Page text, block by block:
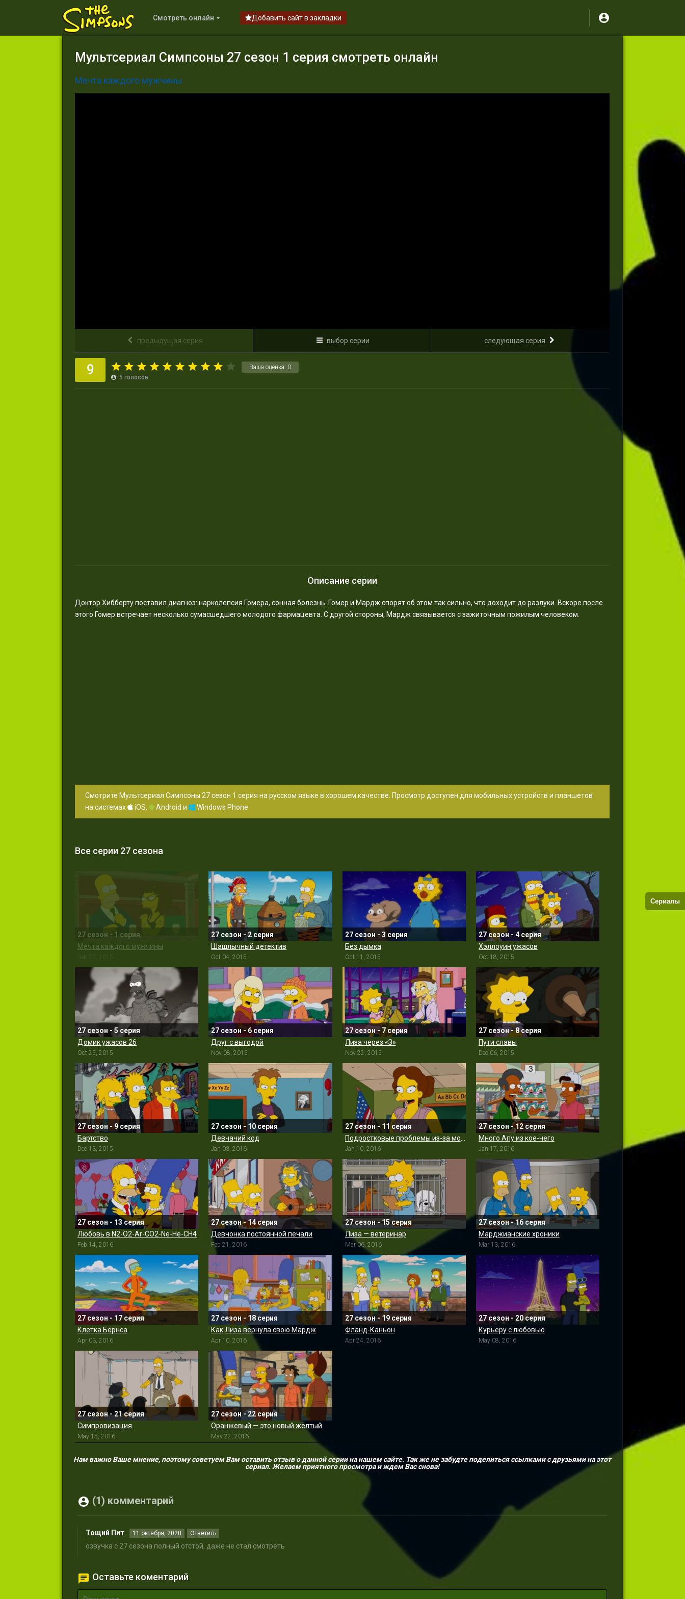
Смотреть онлайн Добавить сайт в закладки
Мультсериал Симпсоны 27 сезон 1 серия смотреть онлайн
Мечта каждого мужчины
предыдущая серия выбор серии следующая серия
Ваша оценка: 0
9 5 голосов
Описание серии
Доктор Хибберту поставил диагноз: нарколепсия Гомера, сонная болезнь. Гомер и Мардж спорят об этом так сильно, что доходит до разлуки. Вскоре после
этого Гомер встречает несколько сумасшедшего молодого фармацевта. С другой стороны, Мардж связывается с зажиточным пожилым человеком.
Смотрите Мультсериал Симпсоны 27 сезон 1 серия на русском языке в хорошем качестве. Просмотр доступен для мобильных устройств и планшетов
на системах
iOS, Android и Windows Phone
Все серии 27 сезона
27 сезон - 1 серия
Мечта каждого мужчины
Sep 27, 2015
27 сезон - 2 серия
Шашлычный детектив
Oct 04, 2015
27 сезон - 3 серия
Без дымка
Oct 11, 2015
27 сезон - 4 серия
Хэллоуин ужасов
Oct 18, 2015
27 сезон - 5 серия
Домик ужасов 26
Oct 25, 2015
27 сезон - 6 серия
Друг с выгодой
Nov 08, 2015
27 сезон - 7 серия
Лиза через «З»
Nov 22, 2015
27 сезон - 8 серия
Пути славы
Dec 06, 2015
27 сезон - 9 серия
Бартство
Dec 13, 2015
27 сезон - 10 серия
Девчачий код
Jan 03, 2016
27 сезон - 11 серия
Jan 10, 2016
27 сезон - 12 серия
Много Апу из кое-чего
Jan 17, 2016
27 сезон - 13 серия
Любовь в N2-O2-Ar-CO2-Ne-He-CH4
Feb 14, 2016
27 сезон - 14 серия
Девчонка постоянной печали
Feb 21, 2016
27 сезон - 15 серия
Лиза — ветеринар
Mar 06, 2016
27 сезон - 16 серия
Марджианские хроники
Mar 13, 2016
27 сезон - 17 серия
Клетка Бёрнса
Apr 03, 2016
27 сезон - 18 серия
Как Лиза вернула свою Мардж
Apr 10, 2016
27 сезон - 19 серия
Фланд-Каньон
Apr 24, 2016
27 сезон - 20 серия
Курьеру с любовью
May 08, 2016
27 сезон - 21 серия
Симпровизация
May 15, 2016
27 сезон - 22 серия
Оранжевый — это новый жёлтый
May 22, 2016
Нам важно Ваше мнение, поэтому советуем Вам оставить отзыв о данной серии на нашем сайте. Так же не забудте поделиться ссылками с друзьями на этот
сериал. Желаем приятного просмотра и ждем Вас снова!
(1) комментарий
Тощий Пит 11 октября, 2020 Ответить
озвучка с 27 сезона полный отстой, даже не стал смотреть
Оставьте коментарий
Сериалы